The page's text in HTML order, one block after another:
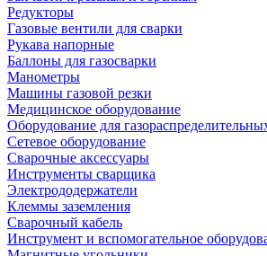
Редукторы
Газовые вентили для сварки
Рукава напорные
Баллоны для газосварки
Манометры
Машины газовой резки
Медицинское оборудование
Оборудование для
Сетевое оборудование
Сварочные аксессуары
Инструменты сварщика
Электрододержатели
Клеммы заземления
Сварочный кабель
Инструмент и вспомогательное